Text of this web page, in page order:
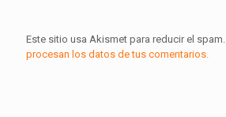
Este sitio usa Akismet para reducir el spam.
procesan los datos de tus comentarios.